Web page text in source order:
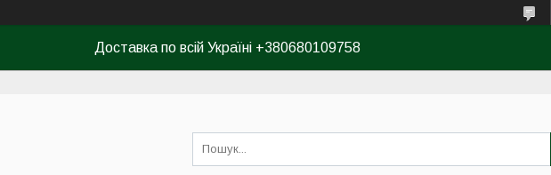
Доставка по всій Україні +380680109758